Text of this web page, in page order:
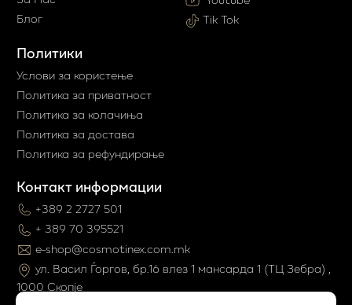
Блог
Политики
Услови за користење
Политика за приватност
Политика за колачиња
Политика за достава
Политика за рефундирање
Контакт информации
+389 2 2727 501
+ 389 70 395521
e-shop@cosmotinex.com.mk
ул. Васил Ѓоргов, бр.16 влез 1 мaнсарда 1 (ТЦ Зебра) ,
1000 Скопје
Tik Tok